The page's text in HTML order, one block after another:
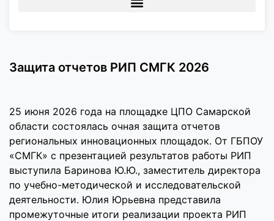
Защита отчетов РИП СМГК 2026
25 июня 2026 года на площадке ЦПО Самарской
области состоялась очная защита отчетов
региональных инновационных площадок. От ГБПОУ
«СМГК» с презентацией результатов работы РИП
выступила Баринова Ю.Ю., заместитель директора
по учебно-методической и исследовательской
деятельности. Юлия Юрьевна представила
промежуточные итоги реализации проекта РИП